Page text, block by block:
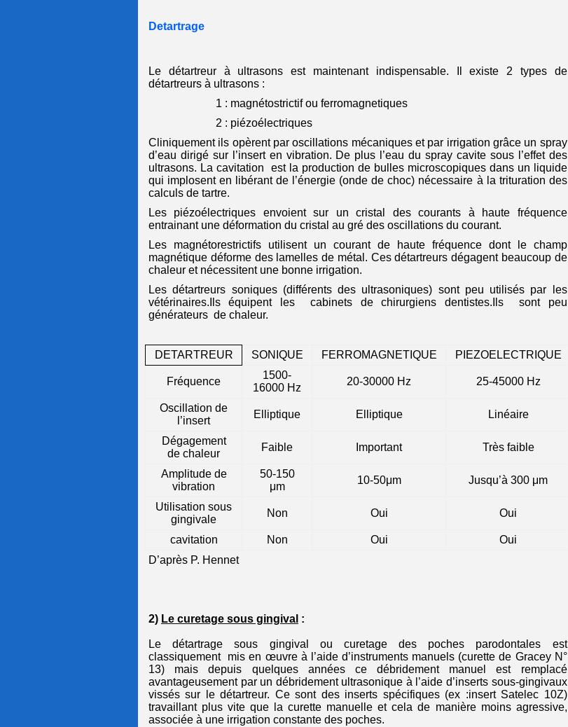
Detartrage
Le détartreur à ultrasons est maintenant indispensable. Il existe
2 types de
détartreurs à ultrasons :
1 : magnétostrictif ou ferromagnetiques
2 : piézoélectriques
Cliniquement ils opèrent par oscillations mécaniques et par irrigation grâce un spray
d’eau dirigé sur l’insert en vibration. De plus l’eau du spray cavite sous l’effet des
ultrasons. La cavitation
est la production de bulles microscopiques dans un liquide
qui implosent en libérant de l’énergie (onde de choc) nécessaire à la trituration des
calculs de tartre.
Les piézoélectriques envoient sur un cristal des courants à haute fréquence
entrainant une déformation du cristal au gré des oscillations du courant.
Les magnétorestrictifs utilisent un courant de haute fréquence dont le champ
magnétique déforme des lamelles de métal. Ces détartreurs dégagent beaucoup de
chaleur et nécessitent une bonne irrigation.
Les détartreurs soniques (différents des ultrasoniques) sont peu utilisés par les
vétérinaires.Ils équipent les
cabinets de chirurgiens dentistes.Ils
sont peu
générateurs de chaleur.
DETARTREUR SONIQUE FERROMAGNETIQUE PIEZOELECTRIQUE
Fréquence
1500-
16000 Hz
20-30000 Hz 25-45000 Hz
Oscillation de
l’insert
Elliptique Elliptique Linéaire
Dégagement
de chaleur
Faible Important Très faible
Amplitude de
vibration
50-150
μm
10-50μm Jusqu’à 300 μm
Utilisation sous
gingivale
Non Oui Oui
cavitation Non Oui
Oui
D’après P. Hennet
2) Le curetage sous gingival :
Le détartrage sous gingival ou curetage des poches parodontales est
classiquement
mis en œuvre à l’aide d’instruments manuels (curette de Gracey N°
13) mais depuis quelques années ce débridement manuel est remplacé
avantageusement par un débridement ultrasonique à l’aide d’inserts sous-gingivaux
vissés sur le détartreur. Ce sont des inserts spécifiques (ex :insert Satelec 10Z)
travaillant plus vite que la curette manuelle et cela de manière moins agressive,
associée à une irrigation constante des poches.